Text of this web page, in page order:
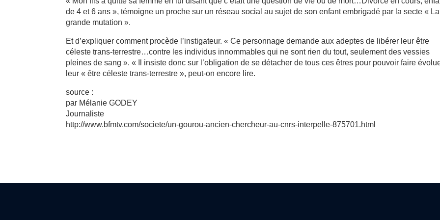
de 4 et 6 ans », témoigne un proche sur un réseau social au sujet de son enfant embrigadé par la secte « La
grande mutation ».
Et d’expliquer comment procède l’instigateur. « Ce personnage demande aux adeptes de libérer leur être
céleste trans-terrestre…contre les individus innommables qui ne sont rien du tout, seulement des vessies
pleines de sang ». « Il insiste donc sur l’obligation de se détacher de tous ces êtres pour pouvoir faire
leur « être céleste trans-terrestre », peut-on encore lire.
source :
par Mélanie GODEY
Journaliste
http://www.bfmtv.com/societe/un-gourou-ancien-chercheur-au-cnrs-interpelle-875701.html